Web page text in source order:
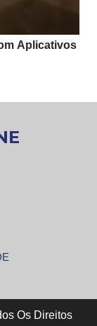
Aplicativos
Os Direitos